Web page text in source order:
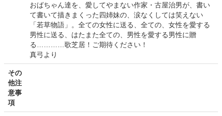
おばちゃん達を、愛してやまない作家・古屋治男が、書い
て書いて描きまくった四姉妹の、涙なくしては笑えない
「若草物語」。全ての女性に送る、全ての、女性を愛する
男性に送る、はたまた全ての、男性を愛する男性に贈
る…………歌芝居！ご期待ください！
真弓より
その
他注
意事
項